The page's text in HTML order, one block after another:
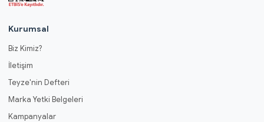
Kurumsal
Biz Kimiz?
İletişim
Teyze'nin Defteri
Marka Yetki Belgeleri
Kampanyalar